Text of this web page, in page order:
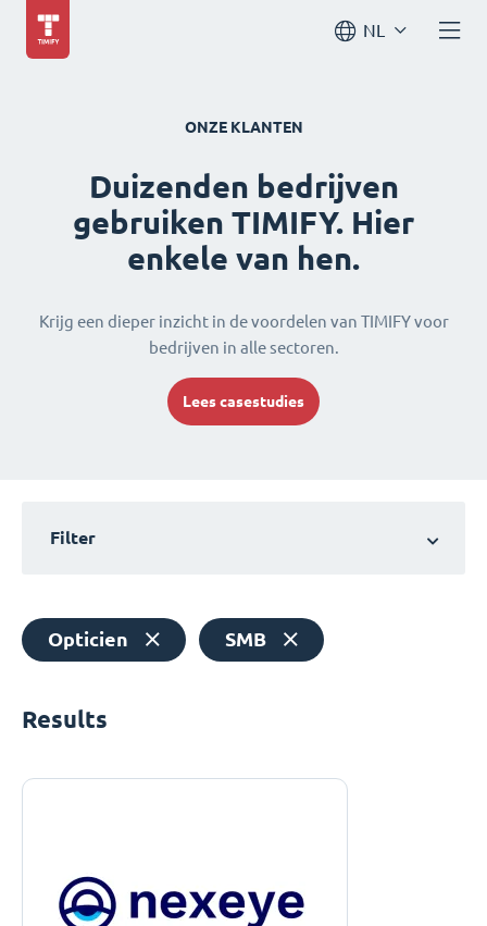
NL
ONZE KLANTEN
Duizenden bedrijven
gebruiken TIMIFY. Hier
enkele van hen.
Krijg een dieper inzicht in de voordelen van TIMIFY voor
bedrijven in alle sectoren.
Lees casestudies
Filter
Opticien SMB
Results